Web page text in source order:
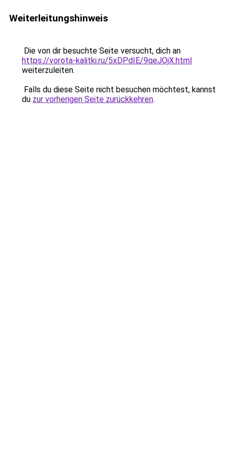
Weiterleitungshinweis
Die von dir besuchte Seite versucht, dich an
https://vorota-kalitki.ru/5xDPdIE/9qeJOjX.html
weiterzuleiten.
Falls du diese Seite nicht besuchen möchtest, kannst
du zur vorherigen Seite zurückkehren.